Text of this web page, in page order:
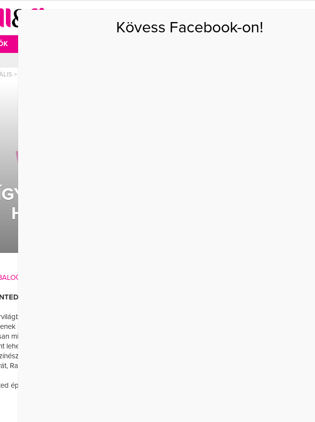
>
NÉZ KI KATE HUDSON 6
HÉTTEL A SZÜLÉS UTÁN
MIA
IDŐBEN, VAGY TÚL KORÁN KEZDTE EL AZ EDZÉST?
gyakori, hogy egyes hírességek szinte már a szülés utáni héten
alakjuk visszanyerésén dolgozni. Azt nem tudjuk,
mikor kezdte újra az edzéseket, de az tény, hogy 6 héttel a szülés után
lehet rá mondani, csak azt nem, hogy a kanapén lustálkodó anyuka: a 39
a napokban kapták lencsevégre Los Angelesben, amikor
Ranit magához ölelve, edzőcuccban sietett épp valahová.
épp jókor kezdte újra az edzéseket, vagy ez azért még korai?
Kövess Facebook-on!